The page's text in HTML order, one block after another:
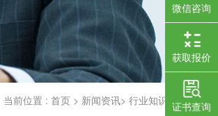
当前位置 : 首页 > 新闻资讯> 行业知识
微信咨询
获取报价
证书查询